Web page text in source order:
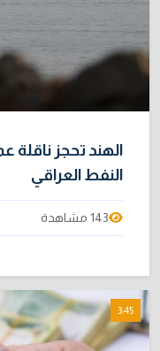
بالفيروس إلى 3748
3/08/2026
10 نائبة تحذر من
الموظفين
النفط العراقي
143 مشاهدة
3:45